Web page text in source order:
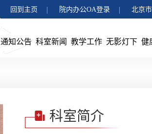
回到主页 院内办公OA登录 北京
通知公告 科室新闻 教学工作 无影灯下 健
科室简介